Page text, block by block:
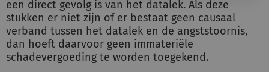
een direct gevolg is van het datalek. Als deze
stukken er niet zijn of er bestaat geen causaal
verband tussen het datalek en de angststoornis,
dan hoeft daarvoor geen immateriële
schadevergoeding te worden toegekend.